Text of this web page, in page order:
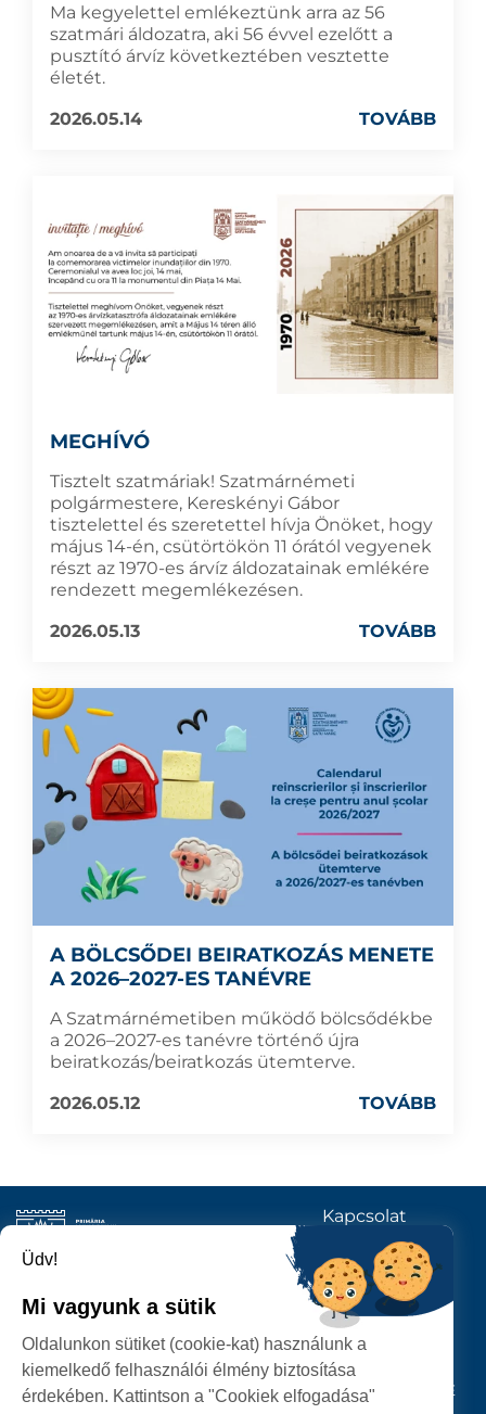
Ma kegyelettel emlékeztünk arra az 56
szatmári áldozatra, aki 56 évvel ezelőtt a
pusztító árvíz következtében vesztette
életét.
2026.05.14
TOVÁBB
MEGHÍVÓ
Tisztelt szatmáriak! Szatmárnémeti
polgármestere, Kereskényi Gábor
tisztelettel és szeretettel hívja Önöket, hogy
május 14-én, csütörtökön 11 órától vegyenek
részt az 1970-es árvíz áldozatainak emlékére
rendezett megemlékezésen.
2026.05.13
TOVÁBB
A BÖLCSŐDEI BEIRATKOZÁS MENETE
A 2026–2027-ES TANÉVRE
A Szatmárnémetiben működő bölcsődékbe
a 2026–2027-es tanévre történő újra
beiratkozás/beiratkozás ütemterve.
2026.05.12
TOVÁBB
SZATMÁRNÉMETI
POLGÁRMESTERI HIVATAL
P-ȚA 25 OCTOMBRIE, NR. 1 CORP M, 440026 SATU MARE
Kapcsolat
KÖVESSENEK
Üdv!
Mi vagyunk a sütik
Oldalunkon sütiket (cookie-kat) használunk a
kiemelkedő felhasználói élmény biztosítása
érdekében. Kattintson a "Cookiek elfogadása"